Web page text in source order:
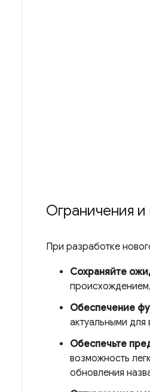
Ограничения
При разработке
Сохраняйте
происхождением,
Обеспечение
актуальными
Обеспечьте
возможность
обновления